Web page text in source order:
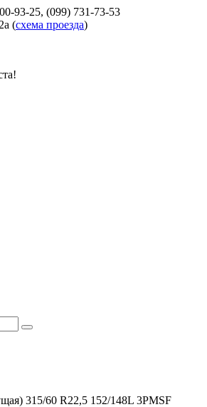
93-25, (099) 731-73-53
(схема проезда)
315/60 R22,5 152/148L 3PMSF